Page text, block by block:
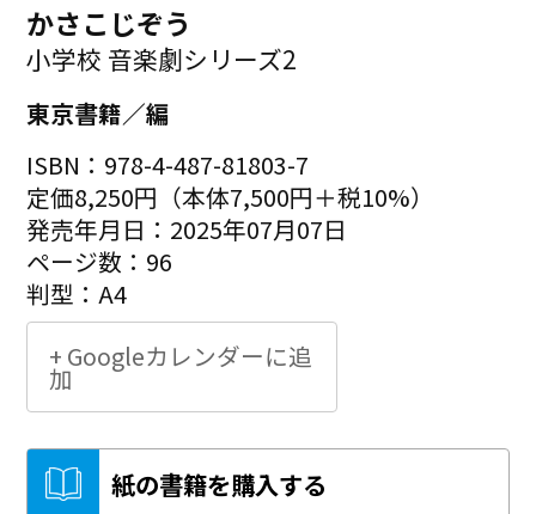
かさこじぞう
小学校 音楽劇シリーズ2
東京書籍／編
ISBN：978-4-487-81803-7
定価8,250円（本体7,500円＋税10%）
発売年月日：2025年07月07日
ページ数：96
判型：A4
+ Googleカレンダーに追
加
紙の書籍を購入する